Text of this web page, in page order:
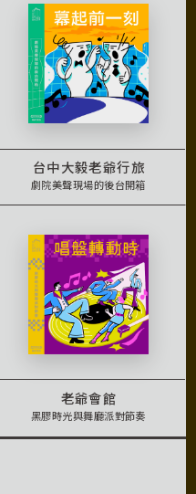
台中大毅老爺行旅
劇院美聲現場的後台開箱
老爺會館
黑膠時光與舞廳派對節奏